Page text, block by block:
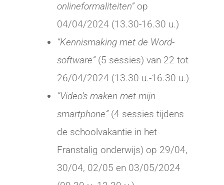
onlineformaliteiten”op
04/04/2024 (13.30-16.30 u.)
“Kennismaking met de Word-
software”(5 sessies) van 22 tot
26/04/2024 (13.30 u.-16.30 u.)
“Video’s maken met mijn
smartphone” (4 sessies tijdens
de schoolvakantie in het
Franstalig onderwijs) op 29/04,
30/04, 02/05 en 03/05/2024